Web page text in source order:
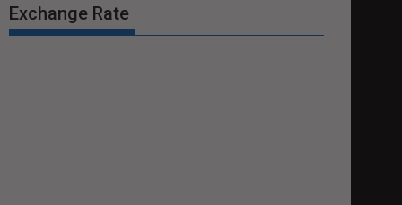
Exchange Rate